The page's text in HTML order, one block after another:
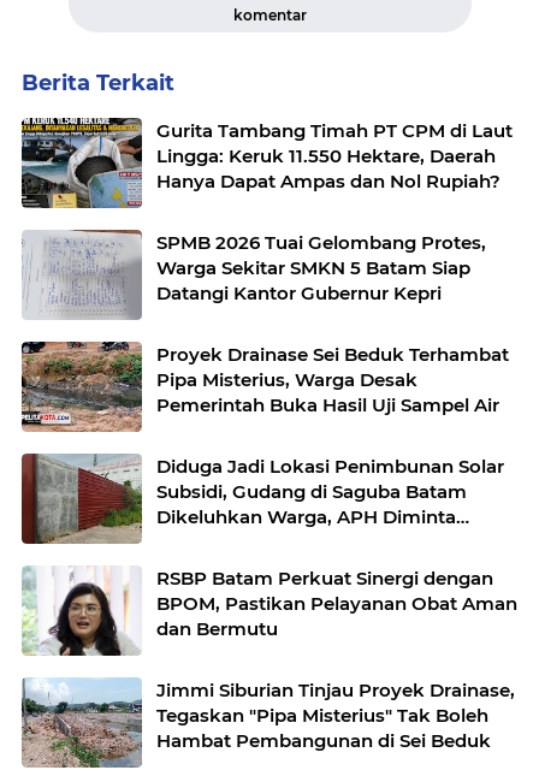
komentar
Berita Terkait
Gurita Tambang Timah PT CPM di Laut
Lingga: Keruk 11.550 Hektare, Daerah
Hanya Dapat Ampas dan Nol Rupiah?
SPMB 2026 Tuai Gelombang Protes,
Warga Sekitar SMKN 5 Batam Siap
Datangi Kantor Gubernur Kepri
Proyek Drainase Sei Beduk Terhambat
Pipa Misterius, Warga Desak
Pemerintah Buka Hasil Uji Sampel Air
Diduga Jadi Lokasi Penimbunan Solar
Subsidi, Gudang di Saguba Batam
Dikeluhkan Warga, APH Diminta
RSBP Batam Perkuat Sinergi dengan
BPOM, Pastikan Pelayanan Obat Aman
dan Bermutu
Jimmi Siburian Tinjau Proyek Drainase,
Tegaskan "Pipa Misterius" Tak Boleh
Hambat Pembangunan di Sei Beduk